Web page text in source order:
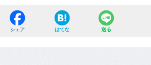
シェア はてな 送る